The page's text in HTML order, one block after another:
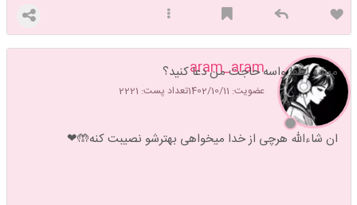
aram_aram
عضویت: 1402/10/11 تعداد پست: 2221
میشه لطفا واسه حاجت من دعا کنید؟
ان شاءالله هرچی از خدا میخواهی بهترشو نصیبت کنه🤲❤